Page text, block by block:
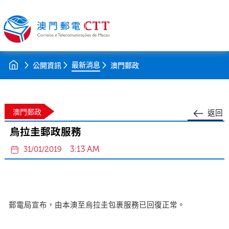
公開資訊 最新消息 澳門郵政
返回
澳門郵政
烏拉圭郵政服務
31/01/2019 3:13 AM
郵電局宣布，由本澳至烏拉圭包裹服務已回復正常。